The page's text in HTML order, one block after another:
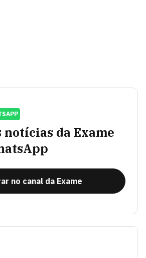
notícias da Exame
no canal da Exame